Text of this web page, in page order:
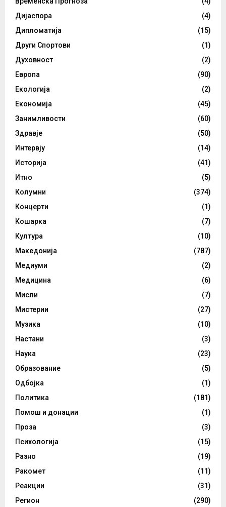
Дијаспора
(4)
Дипломатија
(15)
Други Спортови
(1)
Духовност
(2)
Европа
(90)
Екологија
(2)
Економија
(45)
Занимливости
(60)
Здравје
(50)
Интервју
(14)
Историја
(41)
Итно
(5)
Колумни
(374)
Концерти
(1)
Кошарка
(7)
Култура
(10)
Македонија
(787)
Медиуми
(2)
Медицина
(6)
Мисли
(7)
Мистерии
(27)
Музика
(10)
Настани
(3)
Наука
(23)
Образование
(5)
Одбојка
(1)
Политика
(181)
Помош и донации
(1)
Проза
(3)
Психологија
(15)
Разно
(19)
Ракомет
(11)
Реакции
(31)
Регион
(290)